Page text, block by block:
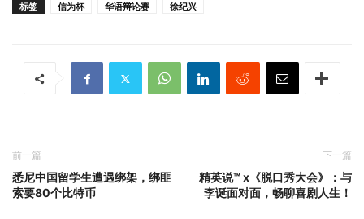
标签 信为杯 华语辩论赛 徐纪兴
前一篇
悉尼中国留学生遭遇绑架，绑匪
索要80个比特币
下一篇
精英说™️ x《脱口秀大会》：与
李诞面对面，畅聊喜剧人生！